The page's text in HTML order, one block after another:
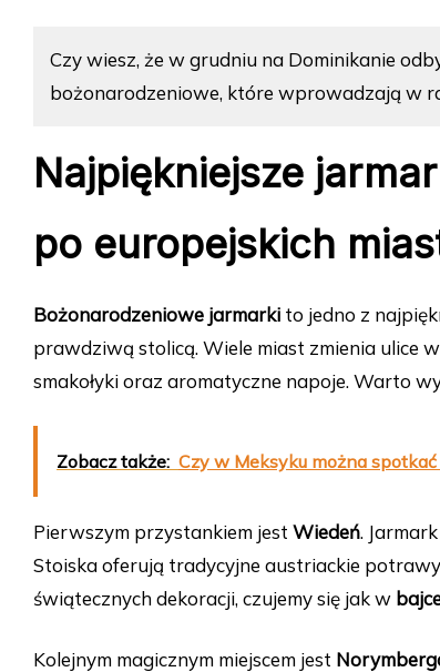
Czy wiesz, że w grudniu na Dominikanie
bożonarodzeniowe, które wprowadzają w
Najpiękniejsze
po europejskich
Bożonarodzeniowe jarmarki to jedno z
prawdziwą stolicą. Wiele miast zmienia ulice w
smakołyki oraz aromatyczne napoje. Warto
Zobacz także: Czy w Meksyku można
Pierwszym przystankiem jest Wiedeń.
Stoiska oferują tradycyjne austriackie
świątecznych dekoracji, czujemy się jak w
Kolejnym magicznym miejscem jest